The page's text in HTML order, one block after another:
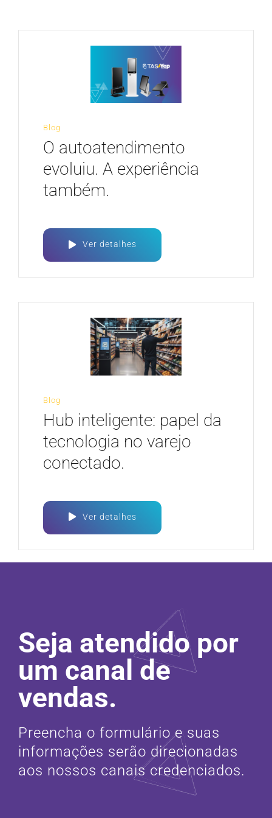
Blog
O autoatendimento
evoluiu. A experiência
também.
Ver detalhes
Blog
Hub inteligente: papel da
tecnologia no varejo
conectado.
Ver detalhes
Seja atendido por
um canal de
vendas.
Preencha o formulário e suas
informações serão direcionadas
aos nossos canais credenciados.